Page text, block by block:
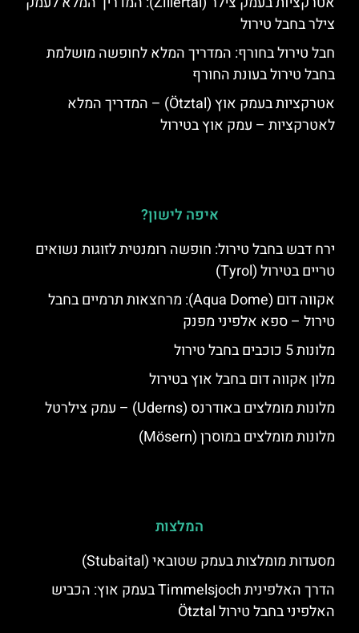
צילר בחבל טירול
חבל טירול בחורף: המדריך המלא לחופשה מושלמת
בחבל טירול בעונת החורף
אטרקציות בעמק אוץ (Ötztal) – המדריך המלא
לאטרקציות – עמק אוץ בטירול
איפה לישון?
ירח דבש בחבל טירול: חופשה רומנטית לזוגות נשואים
טריים בטירול (Tyrol)
אקווה דום (Aqua Dome): מרחצאות תרמיים בחבל
טירול – ספא אלפיני מפנק
מלונות 5 כוכבים בחבל טירול
מלון אקווה דום בחבל אוץ בטירול
מלונות מומלצים באודרנס (Uderns) – עמק צילרטל
מלונות מומלצים במוסרן (Mösern)
המלצות
מסעדות מומלצות בעמק שטובאי (Stubaital)
הדרך האלפינית Timmelsjoch בעמק אוץ: הכביש
האלפיני בחבל טירול Ötztal